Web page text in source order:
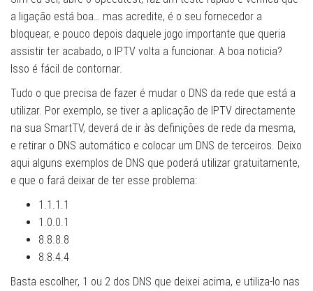
a ligação está boa… mas acredite, é o seu fornecedor a
bloquear, e pouco depois daquele jogo importante que queria
assistir ter acabado, o IPTV volta a funcionar. A boa noticia?
Isso é fácil de contornar.
Tudo o que precisa de fazer é mudar o DNS da rede que está a
utilizar. Por exemplo, se tiver a aplicação de IPTV directamente
na sua SmartTV, deverá de ir às definições de rede da mesma,
e retirar o DNS automático e colocar um DNS de terceiros. Deixo
aqui alguns exemplos de DNS que poderá utilizar gratuitamente,
e que o fará deixar de ter esse problema:
1.1.1.1
1.0.0.1
8.8.8.8
8.8.4.4
Basta escolher, 1 ou 2 dos DNS que deixei acima, e utiliza-lo nas